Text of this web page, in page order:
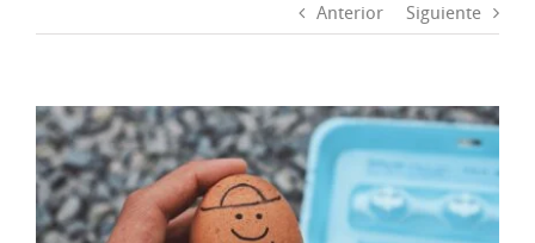
Anterior Siguiente
Ver
imagen
más
grande